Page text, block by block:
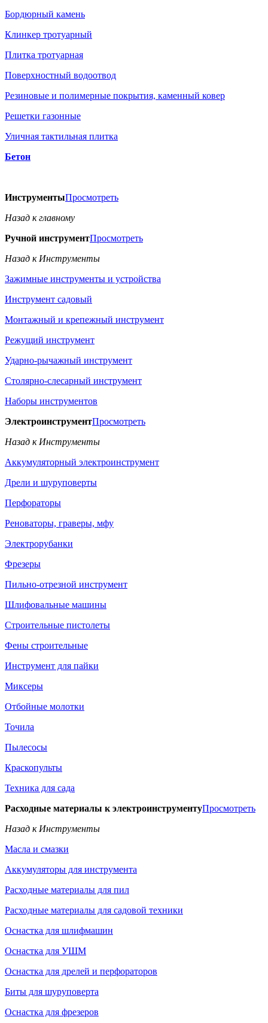
Бордюрный камень
Клинкер тротуарный
Плитка тротуарная
Поверхностный водоотвод
Резиновые и полимерные покрытия, каменный ковер
Решетки газонные
Уличная тактильная плитка
Бетон
ИнструментыПросмотреть
Назад к главному
Ручной инструментПросмотреть
Назад к Инструменты
Зажимные инструменты и устройства
Инструмент садовый
Монтажный и крепежный инструмент
Режущий инструмент
Ударно-рычажный инструмент
Столярно-слесарный инструмент
Наборы инструментов
ЭлектроинструментПросмотреть
Назад к Инструменты
Аккумуляторный электроинструмент
Дрели и шуруповерты
Перфораторы
Реноваторы, граверы, мфу
Электрорубанки
Фрезеры
Пильно-отрезной инструмент
Шлифовальные машины
Строительные пистолеты
Фены строительные
Инструмент для пайки
Миксеры
Отбойные молотки
Точила
Пылесосы
Краскопульты
Техника для сада
Расходные материалы к электроинструментуПросмотреть
Назад к Инструменты
Масла и смазки
Аккумуляторы для инструмента
Расходные материалы для пил
Расходные материалы для садовой техники
Оснастка для шлифмашин
Оснастка для УШМ
Оснастка для дрелей и перфораторов
Биты для шуруповерта
Оснастка для фрезеров